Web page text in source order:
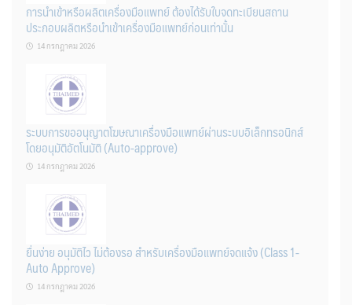
การนำเข้าหรือผลิตเครื่องมือแพทย์ ต้องได้รับใบจดทะเบียนสถาน
ประกอบผลิตหรือนำเข้าเครื่องมือแพทย์ก่อนเท่านั้น
14 กรกฎาคม 2026
ระบบการขออนุญาตโฆษณาเครื่องมือแพทย์ผ่านระบบอิเล็กทรอนิกส์
โดยอนุมัติอัตโนมัติ (Auto-approve)
14 กรกฎาคม 2026
ยื่นง่าย อนุมัติไว ไม่ต้องรอ สำหรับเครื่องมือแพทย์จดแจ้ง (Class 1-
Auto Approve)
14 กรกฎาคม 2026